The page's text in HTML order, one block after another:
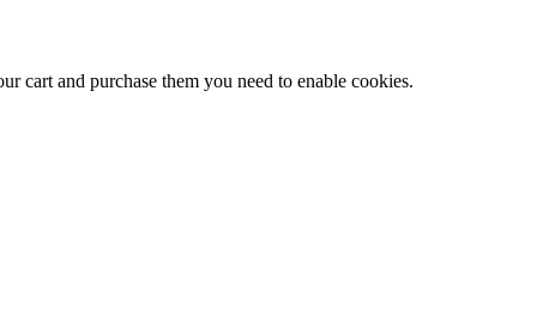
cart and purchase them you need to enable cookies.